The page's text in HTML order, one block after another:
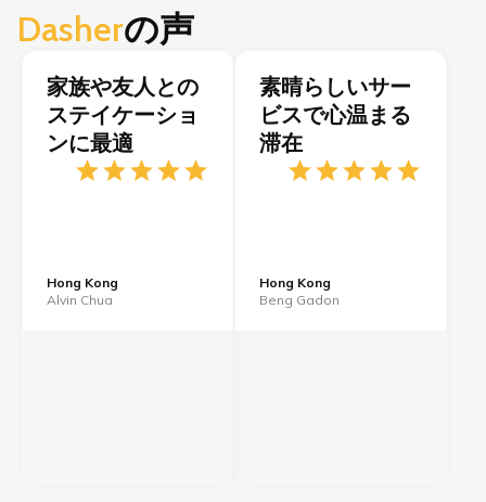
Dasherの声
家族や友人との
ステイケーショ
ンに最適
Hong Kong
Alvin Chua
素晴らしいサー
ビスで心温まる
滞在
Hong Kong
Beng Gadon